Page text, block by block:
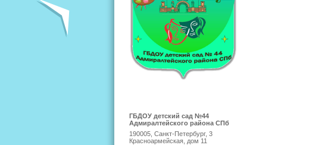
ГБДОУ детский сад №44
Адмиралтейского района СПб
190005, Санкт-Петербург, 3
Красноармейская, дом 11